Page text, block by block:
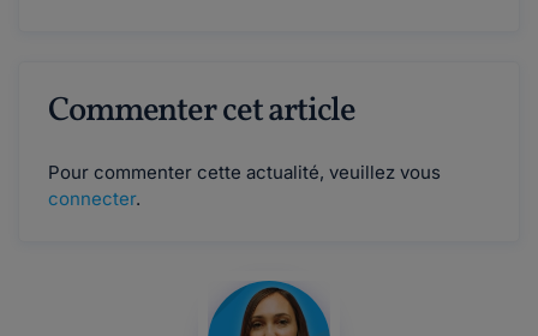
Commenter cet article
Pour commenter cette actualité, veuillez vous
connecter.